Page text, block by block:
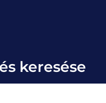
keresése